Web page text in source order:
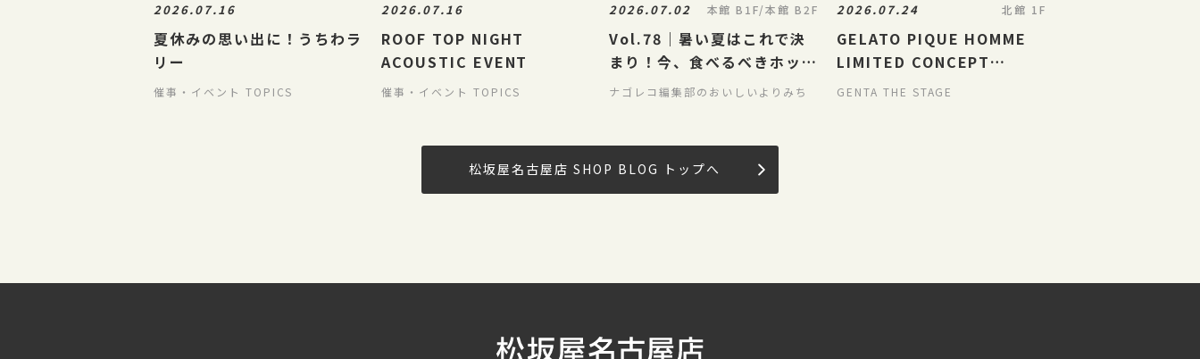
2026.07.16
夏休みの思い出に！うちわラ
リー
催事・イベント TOPICS
2026.07.16
ROOF TOP NIGHT
ACOUSTIC EVENT
催事・イベント TOPICS
2026.07.02 本館 B1F/本館 B2F
Vol.78｜暑い夏はこれで決
まり！今、食べるべきホット
&クールな夏のごちパラグル
ナゴレコ編集部のおいしいよりみち
2026.07.24 北館 1F
GELATO PIQUE HOMME
LIMITED CONCEPT
STORE
GENTA THE STAGE
松坂屋名古屋店 SHOP BLOG トップへ